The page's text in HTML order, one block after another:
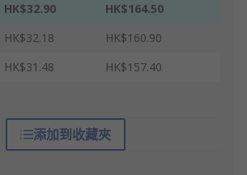
HK$32.90
HK$164.50
HK$32.18
HK$160.90
HK$31.48 HK$157.40
添加到收藏夾